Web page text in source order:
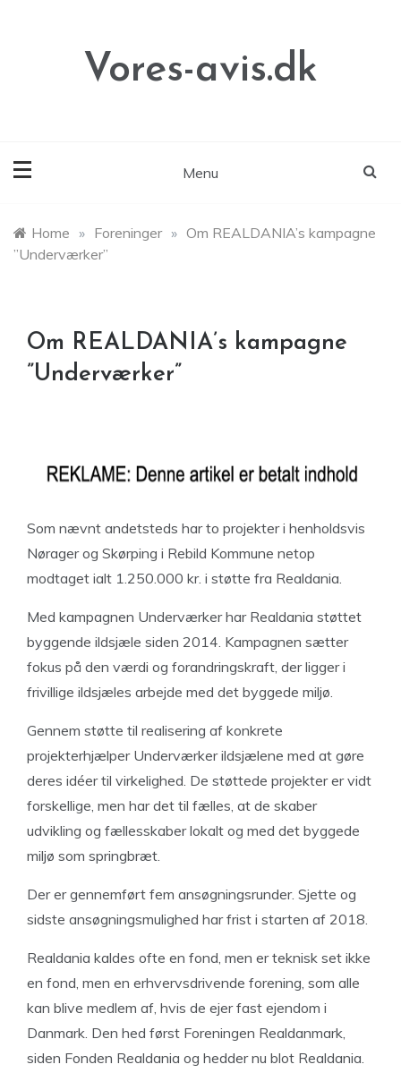
Vores-avis.dk
Menu
Home » Foreninger » Om REALDANIA’s kampagne
”Underværker”
Om REALDANIA’s kampagne
”Underværker”
Som nævnt andetsteds har to projekter i henholdsvis
Nørager og Skørping i Rebild Kommune netop
modtaget ialt 1.250.000 kr. i støtte fra Realdania.
Med kampagnen Underværker har Realdania støttet
byggende ildsjæle siden 2014. Kampagnen sætter
fokus på den værdi og forandringskraft, der ligger i
frivillige ildsjæles arbejde med det byggede miljø.
Gennem støtte til realisering af konkrete
projekterhjælper Underværker ildsjælene med at gøre
deres idéer til virkelighed. De støttede projekter er vidt
forskellige, men har det til fælles, at de skaber
udvikling og fællesskaber lokalt og med det byggede
miljø som springbræt.
Der er gennemført fem ansøgningsrunder. Sjette og
sidste ansøgningsmulighed har frist i starten af 2018.
Realdania kaldes ofte en fond, men er teknisk set ikke
en fond, men en erhvervsdrivende forening, som alle
kan blive medlem af, hvis de ejer fast ejendom i
Danmark. Den hed først Foreningen Realdanmark,
siden Fonden Realdania og hedder nu blot Realdania.